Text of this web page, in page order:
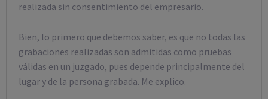
realizada sin consentimiento del empresario.
Bien, lo primero que debemos saber, es que no todas las
grabaciones realizadas son admitidas como pruebas
válidas en un juzgado, pues depende principalmente del
lugar y de la persona grabada. Me explico.